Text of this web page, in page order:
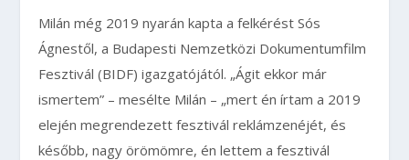
Milán még 2019 nyarán kapta a felkérést Sós
Ágnestől, a Budapesti Nemzetközi Dokumentumfilm
Fesztivál (BIDF) igazgatójától. „Ágit ekkor már
ismertem” – mesélte Milán – „mert én írtam a 2019
elején megrendezett fesztivál reklámzenéjét, és
később, nagy örömömre, én lettem a fesztivál